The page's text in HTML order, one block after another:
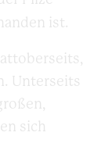
ist.
Unterseits
sich